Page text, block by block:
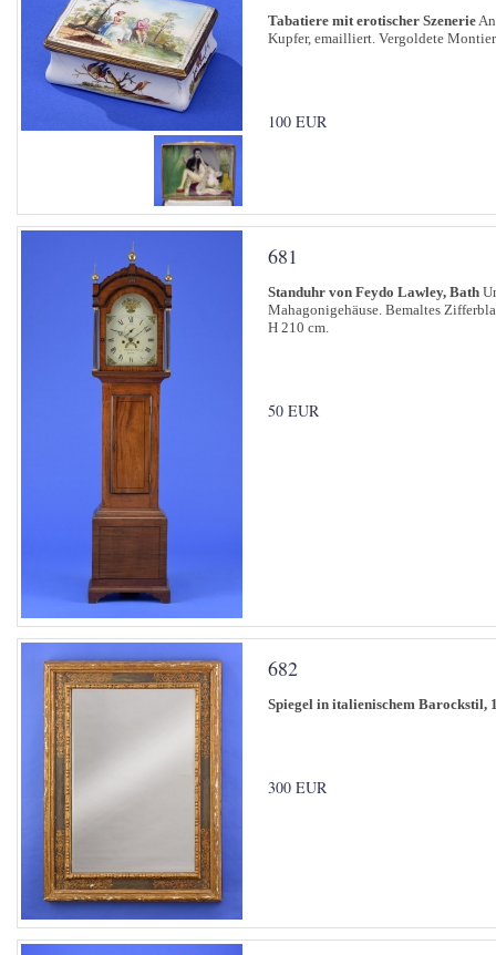
Tabatiere mit erotischer Szenerie
Kupfer, emailliert. Vergoldete
100 EUR
681
Standuhr von Feydo Lawley, Bath
Mahagonigehäuse. Bemaltes
H 210 cm.
50 EUR
682
Spiegel in italienischem Barockstil,
300 EUR